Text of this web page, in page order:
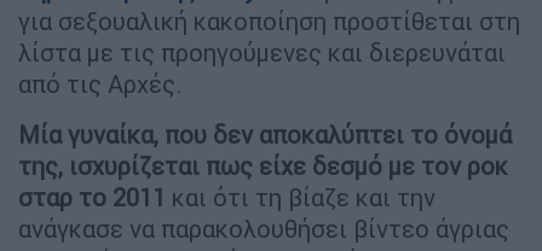
για σεξουαλική κακοποίηση προστίθεται στη
λίστα με τις προηγούμενες και διερευνάται
από τις Αρχές.
Μία γυναίκα, που δεν αποκαλύπτει το όνομά
της, ισχυρίζεται πως είχε δεσμό με τον ροκ
σταρ το 2011 και ότι τη βίαζε και την
ανάγκασε να παρακολουθήσει βίντεο άγριας